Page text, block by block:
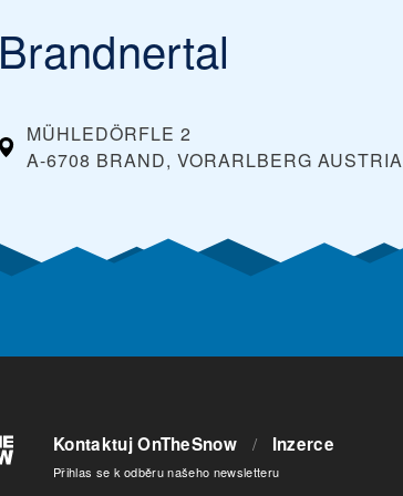
Brandnertal
MÜHLEDÖRFLE 2
A-6708 BRAND, VORARLBERG AUSTRIA
Kontaktuj OnTheSnow / Inzerce
Přihlas se k odběru našeho newsletteru